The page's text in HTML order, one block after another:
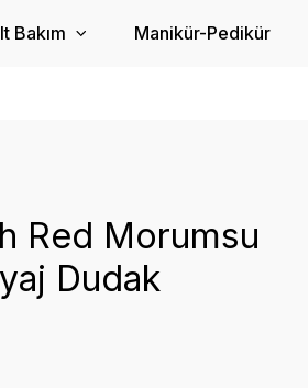
Bakım Manikür-Pedikür
Red Morumsu
Dudak